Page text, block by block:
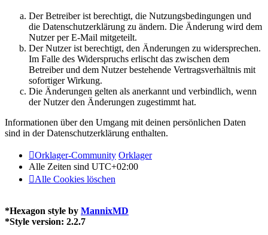
Der Betreiber ist berechtigt, die Nutzungsbedingungen und
die Datenschutzerklärung zu ändern. Die Änderung wird dem
Nutzer per E-Mail mitgeteilt.
Der Nutzer ist berechtigt, den Änderungen zu widersprechen.
Im Falle des Widerspruchs erlischt das zwischen dem
Betreiber und dem Nutzer bestehende Vertragsverhältnis mit
sofortiger Wirkung.
Die Änderungen gelten als anerkannt und verbindlich, wenn
der Nutzer den Änderungen zugestimmt hat.
Informationen über den Umgang mit deinen persönlichen Daten
sind in der Datenschutzerklärung enthalten.
Orklager-Community Orklager
Alle Zeiten sind UTC+02:00
Alle Cookies löschen
*Hexagon style by MannixMD
*Style version: 2.2.7